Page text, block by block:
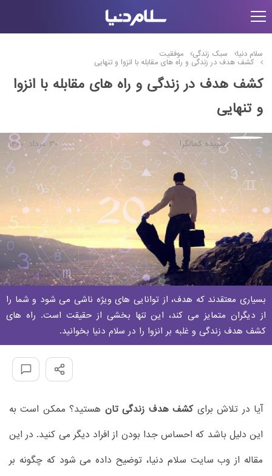
سلام دنیا سبک زندگی موفقیت
کشف هدف در زندگی و راه های مقابله با انزوا و تنهایی
کشف هدف در زندگی و راه های مقابله با انزوا
و تنهایی
سپیده کمالگرا 30 مرداد, 1400
بسیاری معتقدند که هدف، از توانایی های ویژه ناشی می شود و شما را
از دیگران متمایز می کند، این تنها بخشی از حقیقت است. راه های
کشف هدف زندگی و غلبه بر انزوا را در سلام دنیا بخوانید.
آیا در تلاش برایکشف هدف زندگی تان هستید؟ ممکن است به
این دلیل باشد که احساس جدا بودن از افراد دیگر می کنید. در این
مقاله از وب سایت سلام دنیا، توضیح داده می شود که چگونه بر